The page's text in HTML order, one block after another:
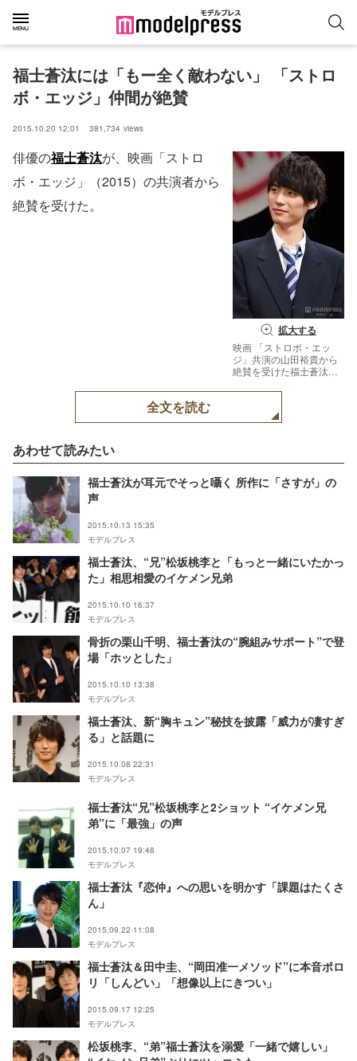
福士蒼汰には「もー全く敵わない」 「ストロ
ボ・エッジ」仲間が絶賛
2015.10.20 12:01 381,734 views
拡大する
映画 「ストロボ・エッ
ジ」共演の山田裕貴から
絶賛を受けた福士蒼汰
俳優の福士蒼汰が、映画「ストロ
ボ・エッジ」（2015）の共演者から
絶賛を受けた。
全文を読む
あわせて読みたい
福士蒼汰が耳元でそっと囁く 所作に「さすが」の
声
2015.10.13 15:35
モデルプレス
福士蒼汰、“兄”松坂桃李と「もっと一緒にいたかっ
た」相思相愛のイケメン兄弟
2015.10.10 16:37
モデルプレス
骨折の栗山千明、福士蒼汰の“腕組みサポート”で登
場「ホッとした」
2015.10.10 13:38
モデルプレス
福士蒼汰、新“胸キュン”秘技を披露「威力が凄すぎ
る」と話題に
2015.10.08 22:31
モデルプレス
福士蒼汰“兄”松坂桃李と2ショット “イケメン兄
弟”に「最強」の声
2015.10.07 19:48
モデルプレス
福士蒼汰『恋仲』への思いを明かす「課題はたくさ
ん」
2015.09.22 11:08
モデルプレス
福士蒼汰＆田中圭、“岡田准一メソッド”に本音ポロ
リ「しんどい」「想像以上にきつい」
2015.09.17 12:25
モデルプレス
松坂桃李、“弟”福士蒼汰を溺愛「一緒で嬉しい」